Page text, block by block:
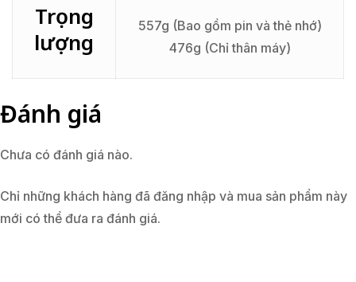
Trọng
lượng
557g (Bao gồm pin và thẻ nhớ)
476g (Chỉ thân máy)
Đánh giá
Chưa có đánh giá nào.
Chỉ những khách hàng đã đăng nhập và mua sản phẩm này
mới có thể đưa ra đánh giá.